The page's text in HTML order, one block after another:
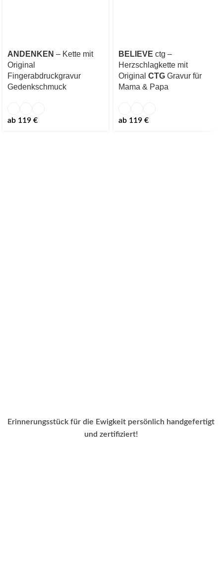
ANDENKEN – Kette mit
Original
Fingerabdruckgravur
Gedenkschmuck
ab 119 €
BELIEVE ctg –
Herzschlagkette mit
Original CTG Gravur für
Mama & Papa
ab 119 €
Erinnerungsstück für die Ewigkeit persönlich handgefertigt
und zertifiziert!